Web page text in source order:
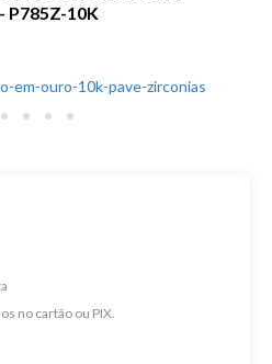
P785Z-10K